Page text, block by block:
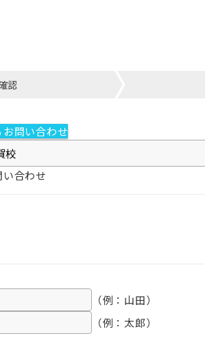
認
問い合わせ
合わせ
（例：山田）
（例：太郎）